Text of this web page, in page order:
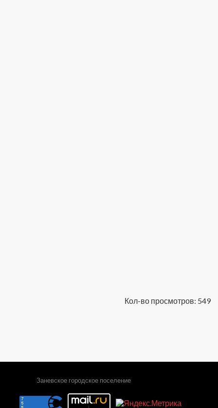
Кол-во просмотров: 549
Заневское городское поселение